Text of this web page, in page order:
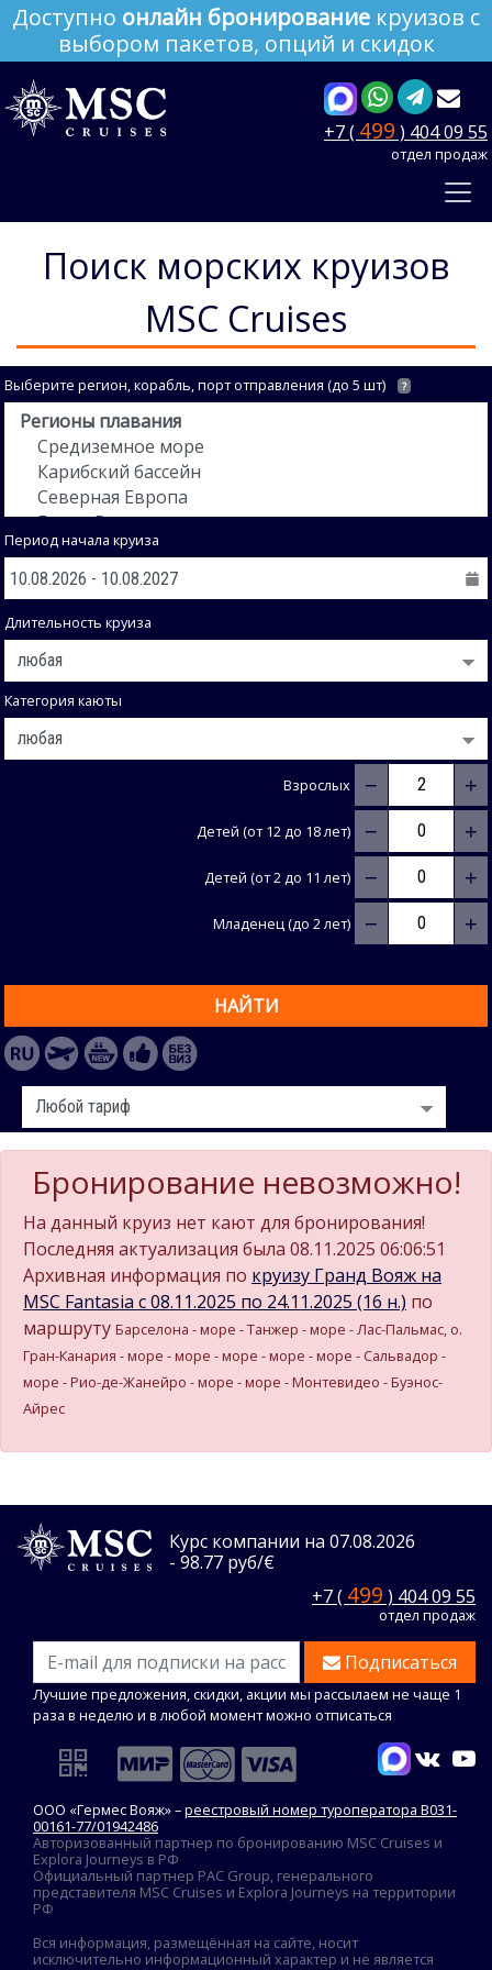
Доступно онлайн бронирование круизов с
выбором пакетов, опций и скидок
+7 ( 499 ) 404 09 55
отдел продаж
Поиск морских круизов
MSC Cruises
Выберите регион, корабль, порт отправления (до 5 шт) ?
Период начала круиза
Длительность круиза
Категория каюты
Взрослых − +
Детей (от 12 до 18 лет) − +
Детей (от 2 до 11 лет) − +
Младенец (до 2 лет) − +
НАЙТИ
Бронирование невозможно!
На данный круиз нет кают для бронирования!
Последняя актуализация была 08.11.2025 06:06:51
Архивная информация по круизу Гранд Вояж на
MSC Fantasia c 08.11.2025 по 24.11.2025 (16 н.) по
маршруту Барселона - море - Танжер - море - Лас-Пальмас, о.
Гран-Канария - море - море - море - море - море - Сальвадор -
море - Рио-де-Жанейро - море - море - Монтевидео - Буэнос-
Айрес
Курс компании на 07.08.2026
- 98.77 руб/€
+7 ( 499 ) 404 09 55
отдел продаж
Подписаться
Лучшие предложения, скидки, акции мы рассылаем не чаще 1
раза в неделю и в любой момент можно отписаться
ООО «Гермес Вояж» –реестровый номер туроператора В031-
00161-77/01942486
Авторизованный партнер по бронированию MSC Cruises и
Explora Journeys в РФ
Официальный партнер PAC Group, генерального
представителя MSC Cruises и Explora Journeys на территории
РФ
Вся информация, размещённая на сайте, носит
исключительно информационный характер и не является